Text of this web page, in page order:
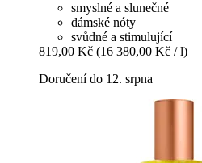
smyslné a slunečné
dámské nóty
svůdné a stimulující
819,00 Kč (16 380,00 Kč / l)
Doručení do 12. srpna